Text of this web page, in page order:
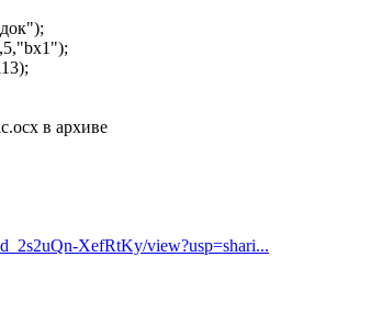
в архиве
XefRtKy/view?usp=shari...